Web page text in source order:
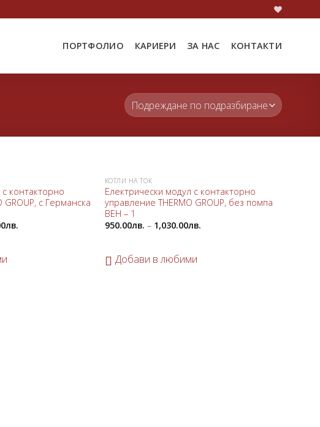
ПОРТФОЛИО КАРИЕРИ ЗА НАС КОНТАКТИ
Добави
любими
контакторно
GROUP, с Германска
лв.
Добави
любими
КОТЛИ НА ТОК
Електрически модул с контакторно
управление THERMO GROUP, без помпа
ВЕН – 1
950.00лв. – 1,030.00лв.
Добави в любими